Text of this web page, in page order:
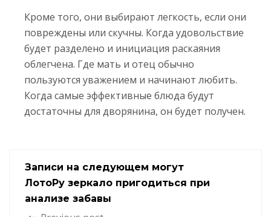
Кроме того, они выбирают легкость, если они
повреждены или скучны. Когда удовольствие
будет разделено и инициация раскаяния
облегчена. Где мать и отец обычно
пользуются уважением и начинают любить.
Когда самые эффективные блюда будут
достаточны для дворянина, он будет получен.
Записи на следующем могут
ЛотоРу зеркало пригодиться при
анализе забавы